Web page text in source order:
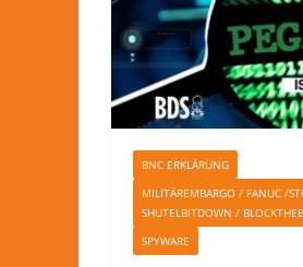
BNC ERKLÄRUNG
MILITÄREMBARGO / FANUC /
SHUTELBITDOWN /
SPYWARE